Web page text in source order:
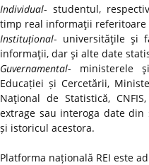
Individual- studentul,
timp real informaţii referitoare
Instituțional- universităţile şi
informaţii, dar şi alte date
Guvernamental- ministerele
Educației și Cercetării,
Naţional de Statistică,
extrage sau interoga date
și istoricul acestora.
Platforma națională REI este